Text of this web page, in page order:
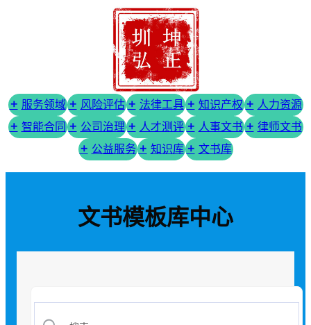
服务领域 风险评估 法律工具 知识产权
人力资源
智能合同
公司治理 人才测评 人事文书
律师文书
公益服务
知识库 文书库
文书模板库中心